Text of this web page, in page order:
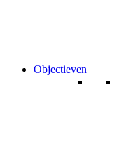
Objectieven